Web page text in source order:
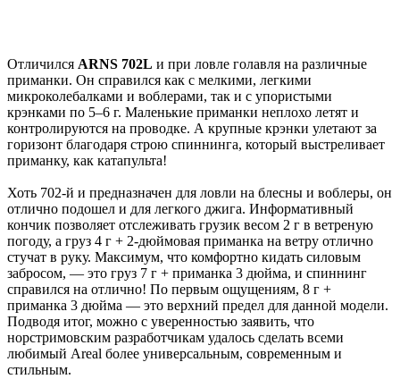
Отличился ARNS 702L и при ловле голавля на различные
приманки. Он справился как с мелкими, легкими
микроколебалками и воблерами, так и с упористыми
крэнками по 5–6 г. Маленькие приманки неплохо летят и
контролируются на проводке. А крупные крэнки улетают за
горизонт благодаря строю спиннинга, который выстреливает
приманку, как катапульта!
Хоть 702-й и предназначен для ловли на блесны и воблеры, он
отлично подошел и для легкого джига. Информативный
кончик позволяет отслеживать грузик весом 2 г в ветреную
погоду, а груз 4 г + 2-дюймовая приманка на ветру отлично
стучат в руку. Максимум, что комфортно кидать силовым
забросом, — это груз 7 г + приманка 3 дюйма, и спиннинг
справился на отлично! По первым ощущениям, 8 г +
приманка 3 дюйма — это верхний предел для данной модели.
Подводя итог, можно с уверенностью заявить, что
норстримовским разработчикам удалось сделать всеми
любимый Areal более универсальным, современным и
стильным.